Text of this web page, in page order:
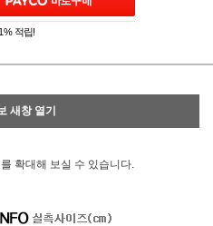
적립!
새창 열기
확대해 보실 수 있습니다.